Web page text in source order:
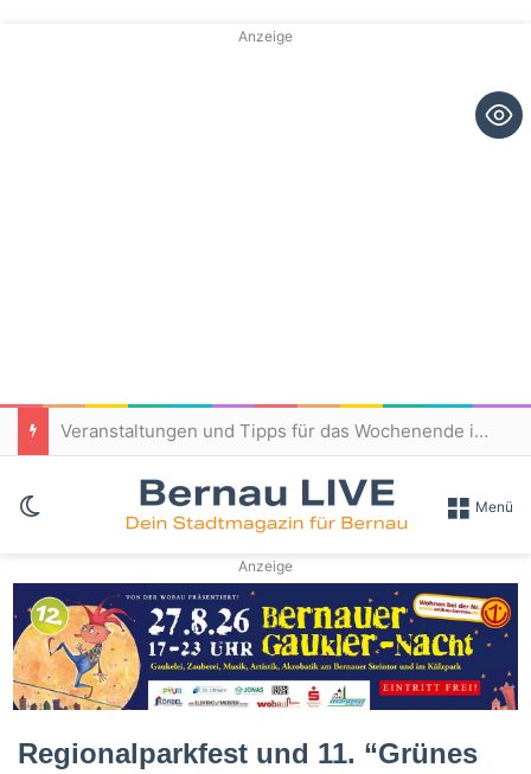
Anzeige
Veranstaltungen und Tipps für das Wochenende in und um Bernau
Skin umschalten Menü
Anzeige
Regionalparkfest und 11. “Grünes